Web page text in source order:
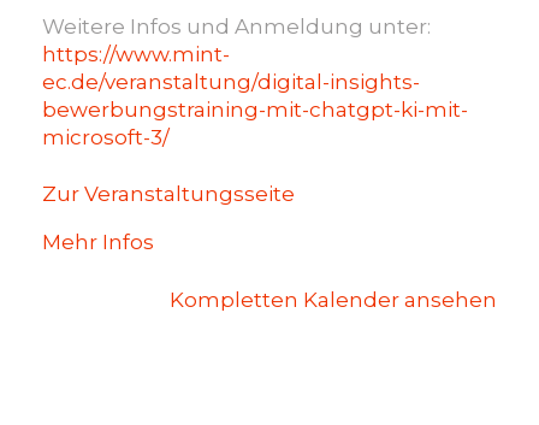
Weitere Infos und Anmeldung unter:
https://www.mint-
ec.de/veranstaltung/digital-insights-
bewerbungstraining-mit-chatgpt-ki-mit-
microsoft-3/
Zur Veranstaltungsseite
Mehr Infos
Kompletten Kalender ansehen